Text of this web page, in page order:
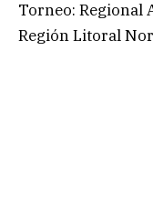
Torneo: Regional
Región Litoral